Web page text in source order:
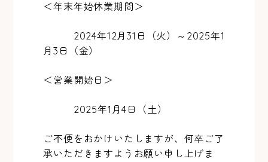
＜年末年始休業期間＞
2024年12月31日（火）～2025年1
月3日（金）
＜営業開始日＞
2025年1月4日（土）
ご不便をおかけいたしますが、何卒ご了
承いただきますようお願い申し上げま